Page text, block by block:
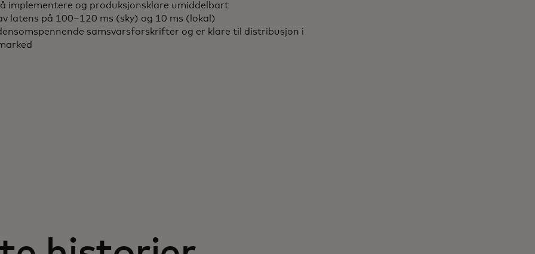
å implementere og produksjonsklare umiddelbart
latens på 100–120 ms (sky) og 10 ms (lokal)
samsvarsforskrifter og er klare til distribusjon i